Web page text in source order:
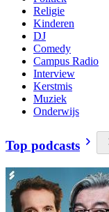
Religie
Kinderen
DJ
Comedy
Campus Radio
Interview
Kerstmis
Muziek
Onderwijs
Top podcasts